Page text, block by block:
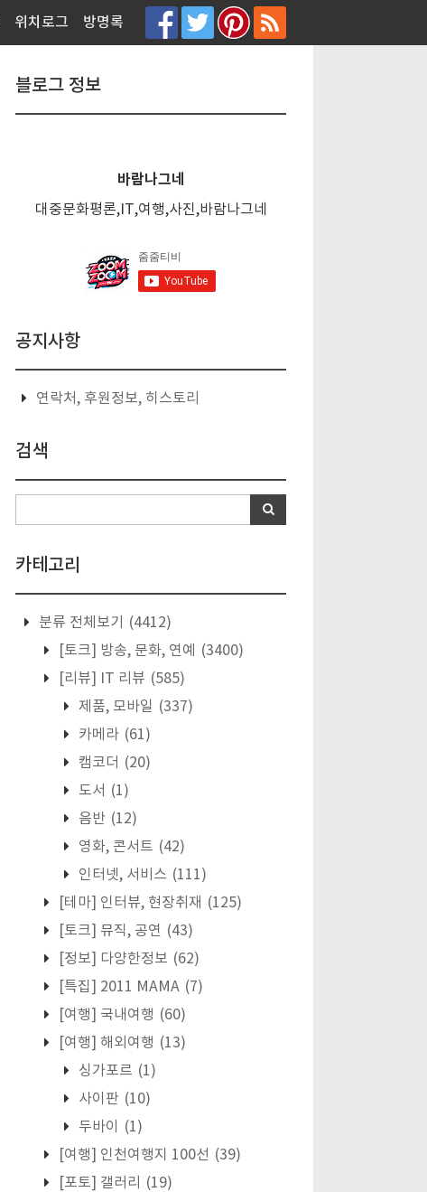
위치로그 방명록
블로그 정보
바람나그네
대중문화평론,IT,여행,사진,바람나그네
공지사항
연락처, 후원정보, 히스토리
검색
카테고리
분류 전체보기
(4412)
[토크] 방송, 문화, 연예
(3400)
[리뷰] IT 리뷰 (585)
제품, 모바일 (337)
카메라 (61)
캠코더 (20)
도서 (1)
음반 (12)
영화, 콘서트 (42)
인터넷, 서비스 (111)
[테마] 인터뷰, 현장취재 (125)
[토크] 뮤직, 공연 (43)
[정보] 다양한정보 (62)
[특집] 2011 MAMA (7)
[여행] 국내여행 (60)
[여행] 해외여행 (13)
싱가포르 (1)
사이판 (10)
두바이
(1)
[여행] 인천여행지 100선 (39)
[포토] 갤러리
(19)